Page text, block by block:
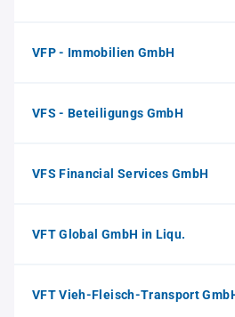
VFP - Immobilien GmbH
VFS - Beteiligungs GmbH
VFS Financial Services GmbH
VFT Global GmbH in Liqu.
VFT Vieh-Fleisch-Transport